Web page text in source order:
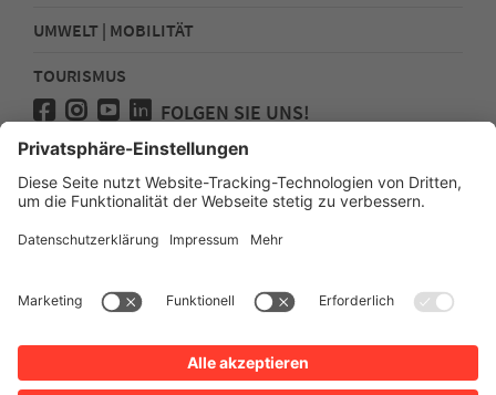
UMWELT | MOBILITÄT
TOURISMUS
FOLGEN SIE UNS!
Presse
Kontakt
Impressum
Sitemap